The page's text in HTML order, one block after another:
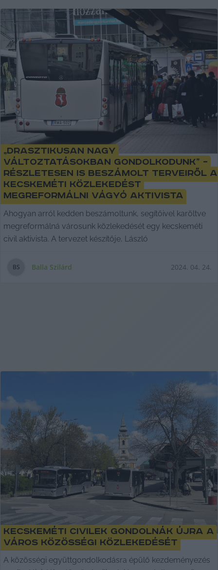
„Drasztikusan nagy
változtatásokban gondolkodunk” –
részletesen is beszámolt terveiről a
kecskeméti közlekedést
megreformálni vágyó aktivista
Ahogyan arról kedden beszámoltunk, segítőivel karöltve
megreformálná városunk közlekedését egy kecskeméti
civil aktivista. A tervezet készítője, László
BS Balla Szilárd 2024. 04. 24.
Kecskeméti civilek gondolnák újra a
város közösségi közlekedését
A közösségi együttgondolkodásra épülő kezdeményezés